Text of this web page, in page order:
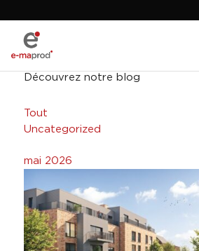
Découvrez notre blog
Tout
Uncategorized
mai 2026